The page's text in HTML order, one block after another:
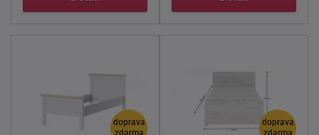
doprava
zdarma
doprava
zdarma